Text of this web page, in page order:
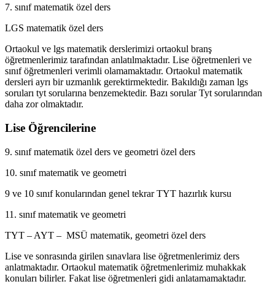
7. sınıf matematik özel ders
LGS matematik özel ders
Ortaokul ve lgs matematik derslerimizi ortaokul branş
öğretmenlerimiz tarafından anlatılmaktadır. Lise öğretmenleri ve
sınıf öğretmenleri verimli olamamaktadır. Ortaokul matematik
dersleri ayrı bir uzmanlık gerektirmektedir. Bakıldığı zaman lgs
soruları tyt sorularına benzemektedir. Bazı sorular Tyt sorularından
daha zor olmaktadır.
Lise Öğrencilerine
9. sınıf matematik özel ders ve geometri özel ders
10. sınıf matematik ve geometri
9 ve 10 sınıf konularından genel tekrar TYT hazırlık kursu
11. sınıf matematik ve geometri
TYT – AYT – MSÜ matematik, geometri özel ders
Lise ve sonrasında girilen sınavlara lise öğretmenlerimiz ders
anlatmaktadır. Ortaokul matematik öğretmenlerimiz muhakkak
konuları bilirler. Fakat lise öğretmenleri gidi anlatamamaktadır.